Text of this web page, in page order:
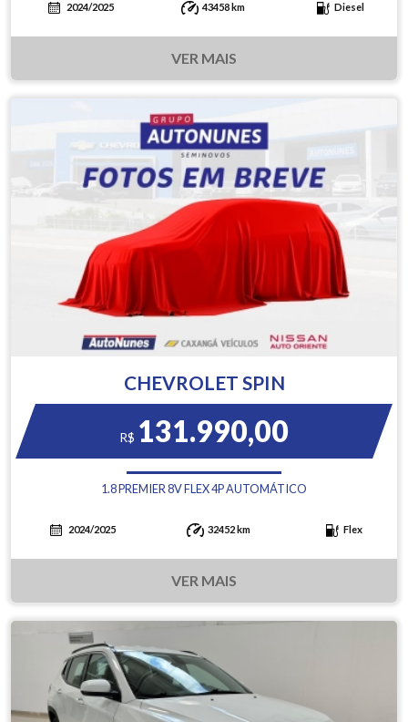
2024/2025 43458 km Diesel
VER MAIS
CHEVROLET SPIN
R$ 131.990,00
1.8 PREMIER 8V FLEX 4P AUTOMÁTICO
2024/2025 32452 km Flex
VER MAIS